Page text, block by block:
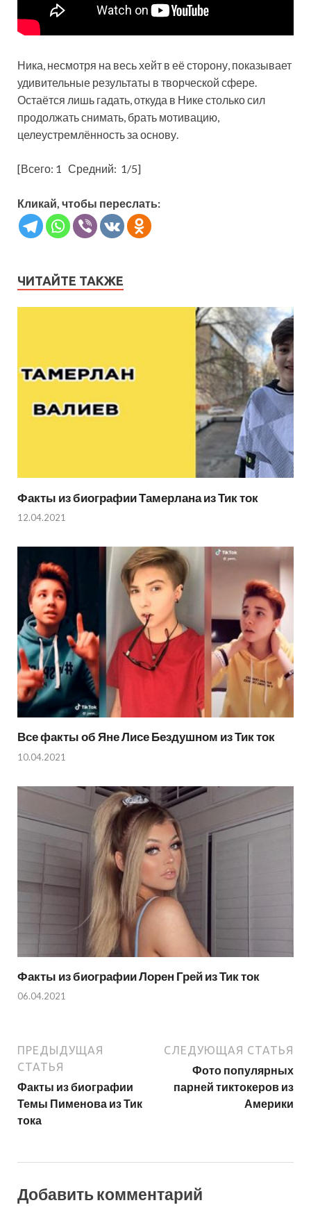
Ника, несмотря на весь хейт в её сторону, показывает
удивительные результаты в творческой сфере.
Остаётся лишь гадать, откуда в Нике столько сил
продолжать снимать, брать мотивацию,
целеустремлённость за основу.
[Всего: 1 Средний: 1/5]
Кликай, чтобы переслать:
ЧИТАЙТЕ ТАКЖЕ
Факты из биографии Тамерлана из Тик ток
12.04.2021
Все факты об Яне Лисе Бездушном из Тик ток
10.04.2021
Факты из биографии Лорен Грей из Тик ток
06.04.2021
ПРЕДЫДУЩАЯ
СТАТЬЯ
Факты из биографии
Темы Пименова из Тик
тока
СЛЕДУЮЩАЯ СТАТЬЯ
Фото популярных
парней тиктокеров из
Америки
Добавить комментарий